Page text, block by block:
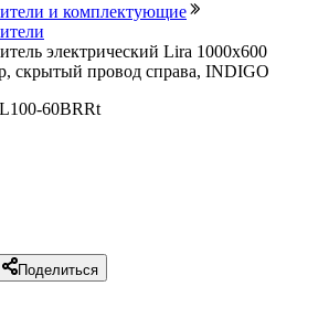
и комплектующие
электрический Lira 1000х600
скрытый провод справа, INDIGO
60BRRt
Поделиться